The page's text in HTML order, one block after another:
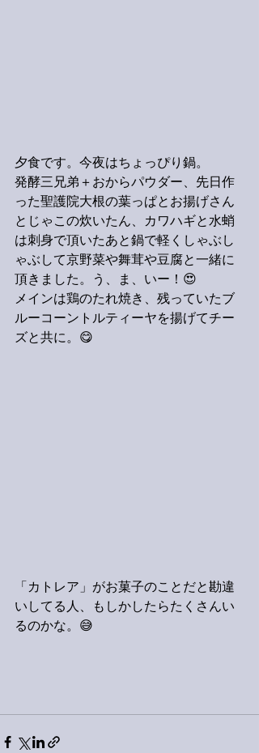
夕食です。今夜はちょっぴり鍋。
発酵三兄弟＋おからパウダー、先日作
った聖護院大根の葉っぱとお揚げさん
とじゃこの炊いたん、カワハギと水蛸
は刺身で頂いたあと鍋で軽くしゃぶし
ゃぶして京野菜や舞茸や豆腐と一緒に
頂きました。う、ま、いー！😍
メインは鶏のたれ焼き、残っていたブ
ルーコーントルティーヤを揚げてチー
ズと共に。😋
「カトレア」がお菓子のことだと勘違
いしてる人、もしかしたらたくさんい
るのかな。😅